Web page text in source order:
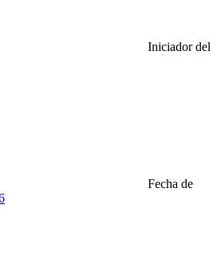
Iniciador del
Fecha de